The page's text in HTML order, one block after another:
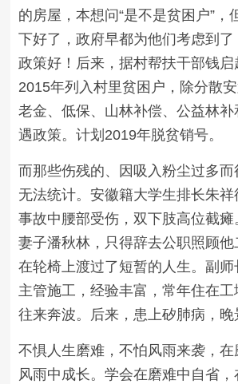
的房屋，本想问“是不是贫困户”，
下好了，政府早都为他们考虑到
政策好！后来，据村帮扶干部钱
2015年列入村里贫困户，除分散
老金、低保、山林补偿、公益林
遇政策。计划2019年脱贫销号。
而那些伤残的、因吸入粉尘过多
无法统计。安徽籍大学生排长朱
事故中腰部受伤，双下肢高位截
妻子潘秋林，只得辞去公职照顾
在轮椅上渡过了短暂的人生。副
主管施工，经验丰富，常年住在工
往来奔波。后来，患上矽肺病，晚
不惧人生磨难，不怕风雨来袭，
风雨中成长。学会在磨难中自省，